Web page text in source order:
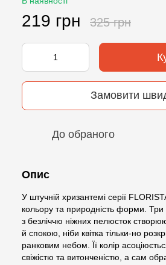
219 грн 325 грн
Замовити
До обраного
Опис
У штучній хризантемі серії
кольору та природність форми. Три
з безліччю ніжних пелюсток
й спокою, ніби квітка тільки-но
ранковим небом. Її колір
свіжістю та витонченістю, а сам